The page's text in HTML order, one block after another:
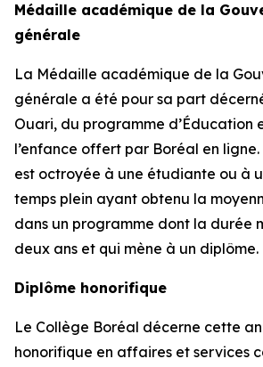
Médaille académique de la
générale
La Médaille académique de la
générale a été pour sa part
Ouari, du programme d’Éducation
l’enfance offert par Boréal en
est octroyée à une étudiante ou à
temps plein ayant obtenu la
dans un programme dont la durée
deux ans et qui mène à un diplôme.
Diplôme honorifique
Le Collège Boréal décerne cette
honorifique en affaires et services